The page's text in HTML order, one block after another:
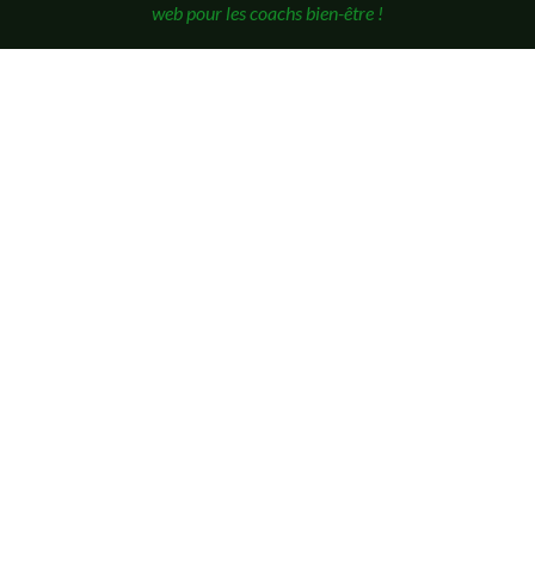
web pour les coachs bien-être !